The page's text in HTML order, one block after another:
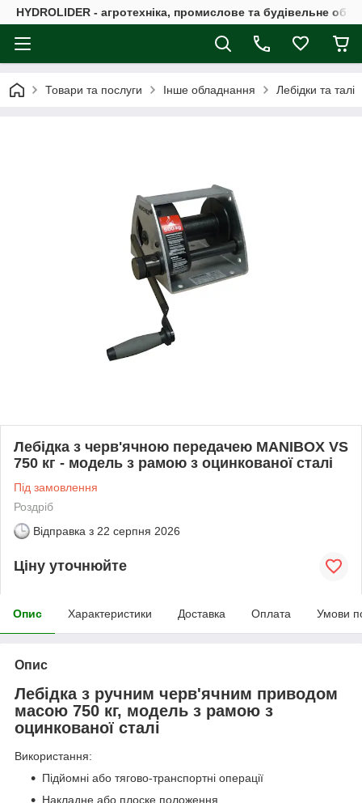
HYDROLIDER - агротехніка, промислове та будівельне
Товари та послуги Інше обладнання Лебідки та талі
Лебідка з черв'ячною передачею MANIBOX VS
750 кг - модель з рамою з оцинкованої сталі
Під замовлення
Роздріб
Відправка з 22 серпня 2026
Ціну уточнюйте
Опис Характеристики Доставка Оплата Умови
Опис
Лебідка з ручним черв'ячним приводом
масою 750 кг, модель з рамою з
оцинкованої сталі
Використання:
Підйомні або тягово-транспортні операції
Накладне або плоске положення